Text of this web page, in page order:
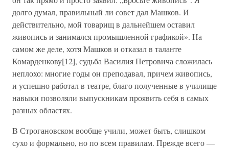
долго думал, правильный ли совет дал Машков. И
действительно, мой товарищ в дальнейшем оставил
живопись и занимался промышленной графикой». На
самом же деле, хотя Машков и отказал в таланте
Комарденкову[12], судьба Василия Петровича сложилась
неплохо: многие годы он преподавал, причем живопись,
и успешно работал в театре, благо полученные в училище
навыки позволяли выпускникам проявить себя в самых
разных областях.
В Строгановском вообще учили, может быть, слишком
сухо и формально, но по всем правилам. Прежде всего —